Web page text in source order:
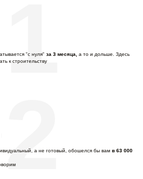
"с нуля" за 3 месяца, а то и дольше. Здесь
к строительству
1
а не готовый, обошелся бы вам в 63 000
2